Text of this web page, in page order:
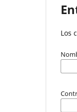
Los